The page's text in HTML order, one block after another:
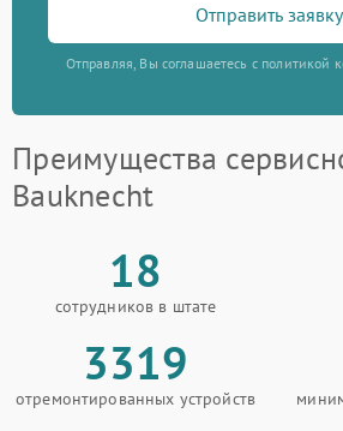
Отправить заявку
Отправляя, Вы соглашаетесь с политикой
Преимущества
Bauknecht
18
сотрудников в штате
3319
отремонтированных устройств